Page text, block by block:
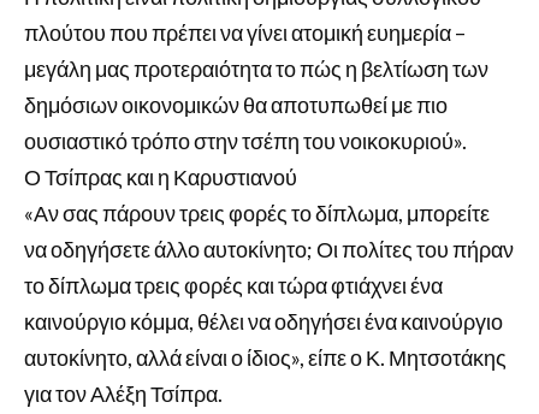
πλούτου που πρέπει να γίνει ατομική ευημερία –
μεγάλη μας προτεραιότητα το πώς η βελτίωση των
δημόσιων οικονομικών θα αποτυπωθεί με πιο
ουσιαστικό τρόπο στην τσέπη του νοικοκυριού».
Ο Τσίπρας και η Καρυστιανού
«Αν σας πάρουν τρεις φορές το δίπλωμα, μπορείτε
να οδηγήσετε άλλο αυτοκίνητο; Οι πολίτες του πήραν
το δίπλωμα τρεις φορές και τώρα φτιάχνει ένα
καινούργιο κόμμα, θέλει να οδηγήσει ένα καινούργιο
αυτοκίνητο, αλλά είναι ο ίδιος», είπε ο Κ. Μητσοτάκης
για τον Αλέξη Τσίπρα.